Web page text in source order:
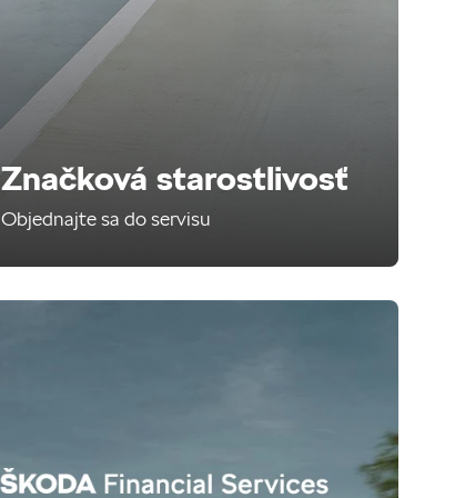
Značková starostlivosť
Objednajte sa do servisu